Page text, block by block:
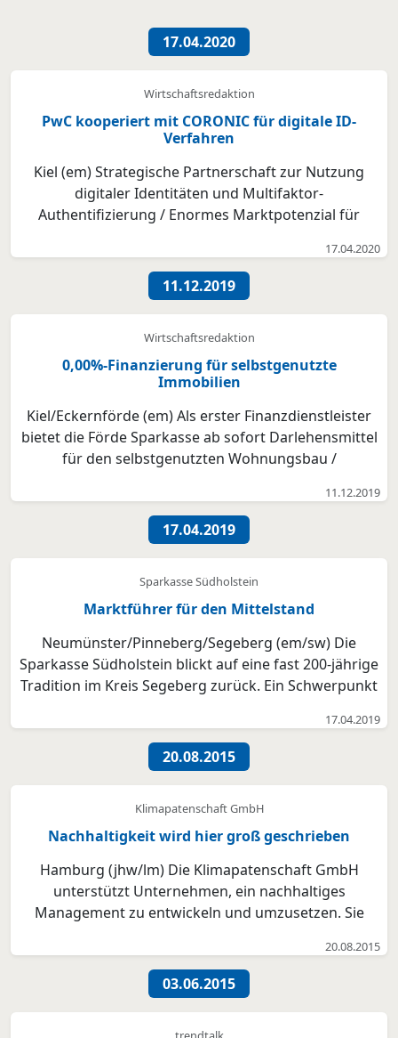
17.04.2020
Wirtschaftsredaktion
PwC kooperiert mit CORONIC für digitale ID-
Verfahren
Kiel (em) Strategische Partnerschaft zur Nutzung
digitaler Identitäten und Multifaktor-
Authentifizierung / Enormes Marktpotenzial für
Regulierungen PSD2 und eIDAS ermöglichen
Entwicklung und Nutzung neuer Methoden Die
Wirtschaftsprüfungs- und Beratungsges...
17.04.2020
11.12.2019
Wirtschaftsredaktion
0,00%-Finanzierung für selbstgenutzte
Immobilien
Kiel/Eckernförde (em) Als erster Finanzdienstleister
bietet die Förde Sparkasse ab sofort Darlehensmittel
für den selbstgenutzten Wohnungsbau /
Zinssatz von 0,00 % an. Damit erweitert das Institut
konsequent das Angebot im Bereich der
Immobilienfinanzierung. ...
11.12.2019
17.04.2019
Sparkasse Südholstein
Marktführer für den Mittelstand
Neumünster/Pinneberg/Segeberg (em/sw) Die
Sparkasse Südholstein blickt auf eine fast 200-jährige
Tradition im Kreis Segeberg zurück. Ein Schwerpunkt
Unterstützung des regionalen Mittelstands. Mit
großem Erfolg: Die Sparkasse ist Marktführer in der
Region. Kei...
17.04.2019
20.08.2015
Klimapatenschaft GmbH
Nachhaltigkeit wird hier groß geschrieben
Hamburg (jhw/lm) Die Klimapatenschaft GmbH
unterstützt Unternehmen, ein nachhaltiges
Management zu entwickeln und umzusetzen. Sie
Handeln die ökologischen und sozialen Aspekte
einbeziehen und ernst nehmen. Jan Sadowsky,
Geschäftsführer der Klimapatenschafte...
20.08.2015
03.06.2015